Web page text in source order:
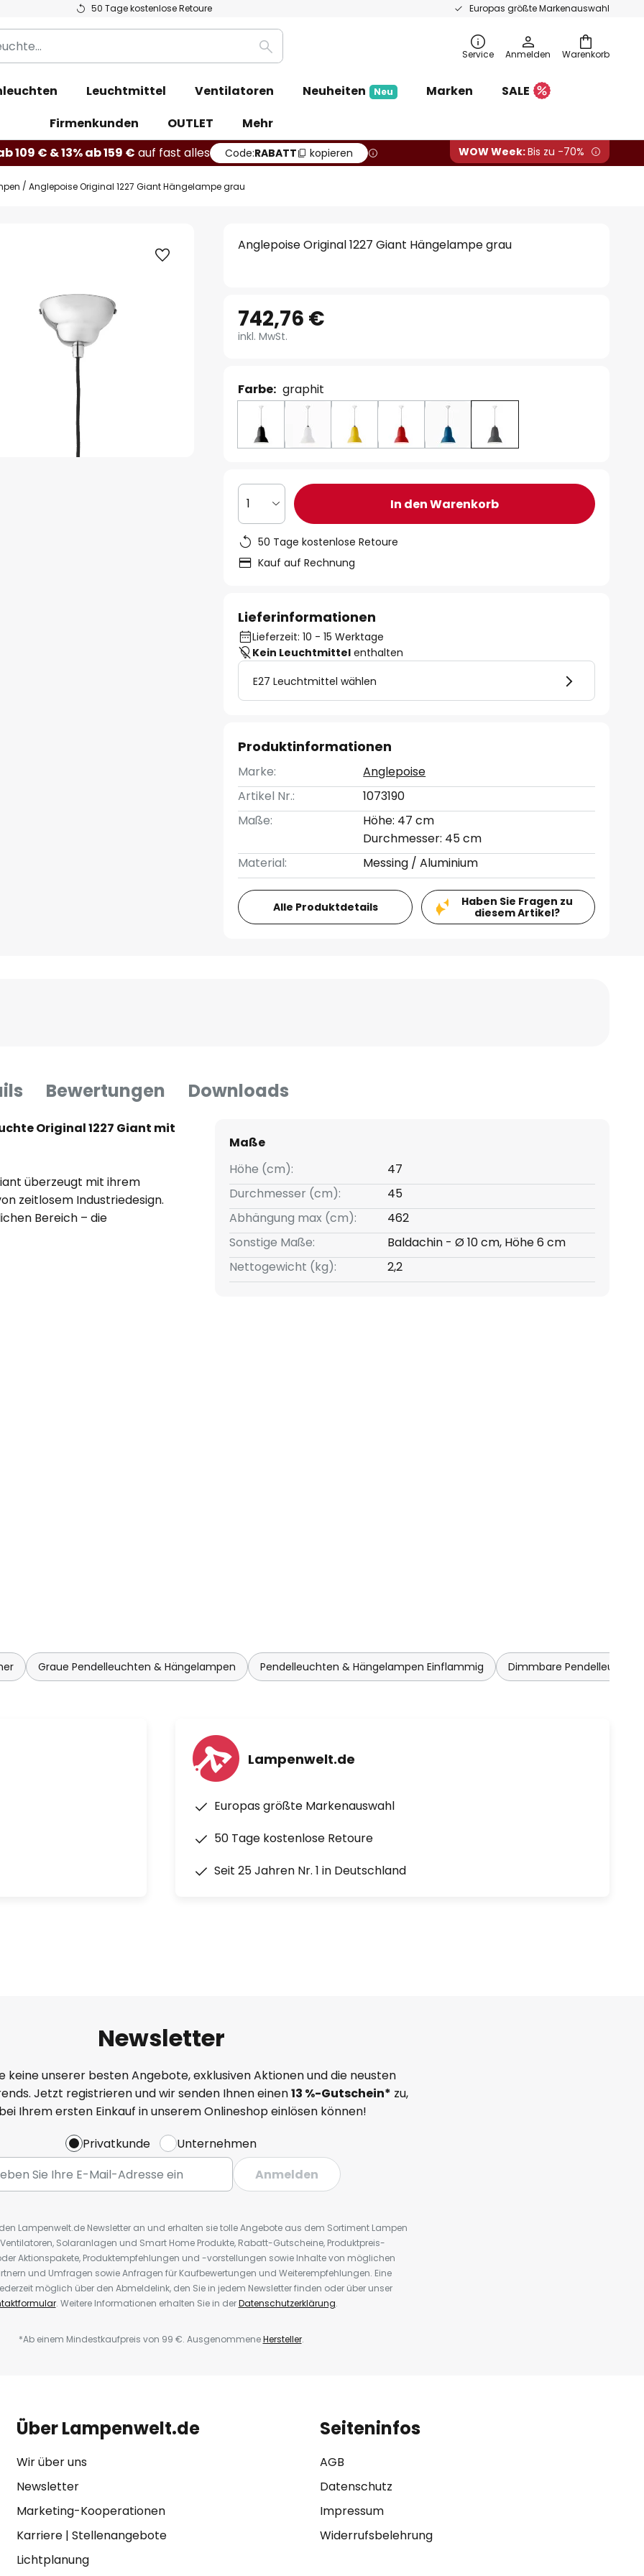
50 Tage kostenlose Retoure Europas größte Markenauswahl
Warenkorb
Suche Service Anmelden
Leuchtmittel Ventilatoren Neuheiten Neu Marken
SALE
Firmenkunden
OUTLET
Mehr
109 € & 13% ab 159 € auf fast alles Code:RABATT kopieren WOW Week:Bis zu -70%
Anglepoise Original 1227 Giant Hängelampe grau
Anglepoise Original 1227 Giant Hängelampe grau
742,76 €
inkl. MwSt.
Farbe: graphit
1 In den Warenkorb
50 Tage kostenlose Retoure
Kauf auf Rechnung
Lieferinformationen
Lieferzeit: 10 - 15 Werktage
Kein Leuchtmittel enthalten
E27 Leuchtmittel wählen
Produktinformationen
Marke:
Anglepoise
Artikel Nr.:
1073190
Maße:
Höhe: 47 cm
Durchmesser: 45 cm
Material:
Messing / Aluminium
Alle Produktdetails
Haben Sie Fragen zu
diesem Artikel?
Bewertungen Downloads
Original 1227 Giant mit
überzeugt mit ihrem
zeitlosem Industriedesign.
Bereich – die
des
Lounge. Durch ihre
Giant geht zurück auf den
Carwardine, der die
im Jahr 1930 konzipierte.
aparten Raumkonzeptes ist
Einrichtungsstück
Maße
Höhe (cm):
47
Durchmesser (cm):
45
Abhängung max (cm):
462
Sonstige Maße:
Baldachin - Ø 10 cm, Höhe 6 cm
Nettogewicht (kg):
2,2
Graue Pendelleuchten & Hängelampen Pendelleuchten & Hängelampen Einflammig Dimmbare
Lampenwelt.de
Europas größte Markenauswahl
50 Tage kostenlose Retoure
Seit 25 Jahren Nr. 1 in Deutschland
Newsletter
keine unserer besten Angebote, exklusiven Aktionen und die neusten
Jetzt registrieren und wir senden Ihnen einen13 %-Gutschein* zu,
Ihrem ersten Einkauf in unserem Onlineshop einlösen können!
Privatkunde
Unternehmen
Anmelden
Lampenwelt.de Newsletter an und erhalten sie tolle Angebote aus dem Sortiment Lampen
Solaranlagen und Smart Home Produkte, Rabatt-Gutscheine, Produktpreis-
Aktionspakete, Produktempfehlungen und -vorstellungen sowie Inhalte von möglichen
und Umfragen sowie Anfragen für Kaufbewertungen und Weiterempfehlungen. Eine
möglich über den Abmeldelink, den Sie in jedem Newsletter finden oder über unser
. Weitere Informationen erhalten Sie in derDatenschutzerklärung.
*Ab einem Mindestkaufpreis von 99 €. AusgenommeneHersteller.
Über Lampenwelt.de
Wir über uns
Newsletter
Marketing-Kooperationen
Karriere| Stellenangebote
Lichtplanung
Seiteninfos
AGB
Datenschutz
Impressum
Widerrufsbelehrung